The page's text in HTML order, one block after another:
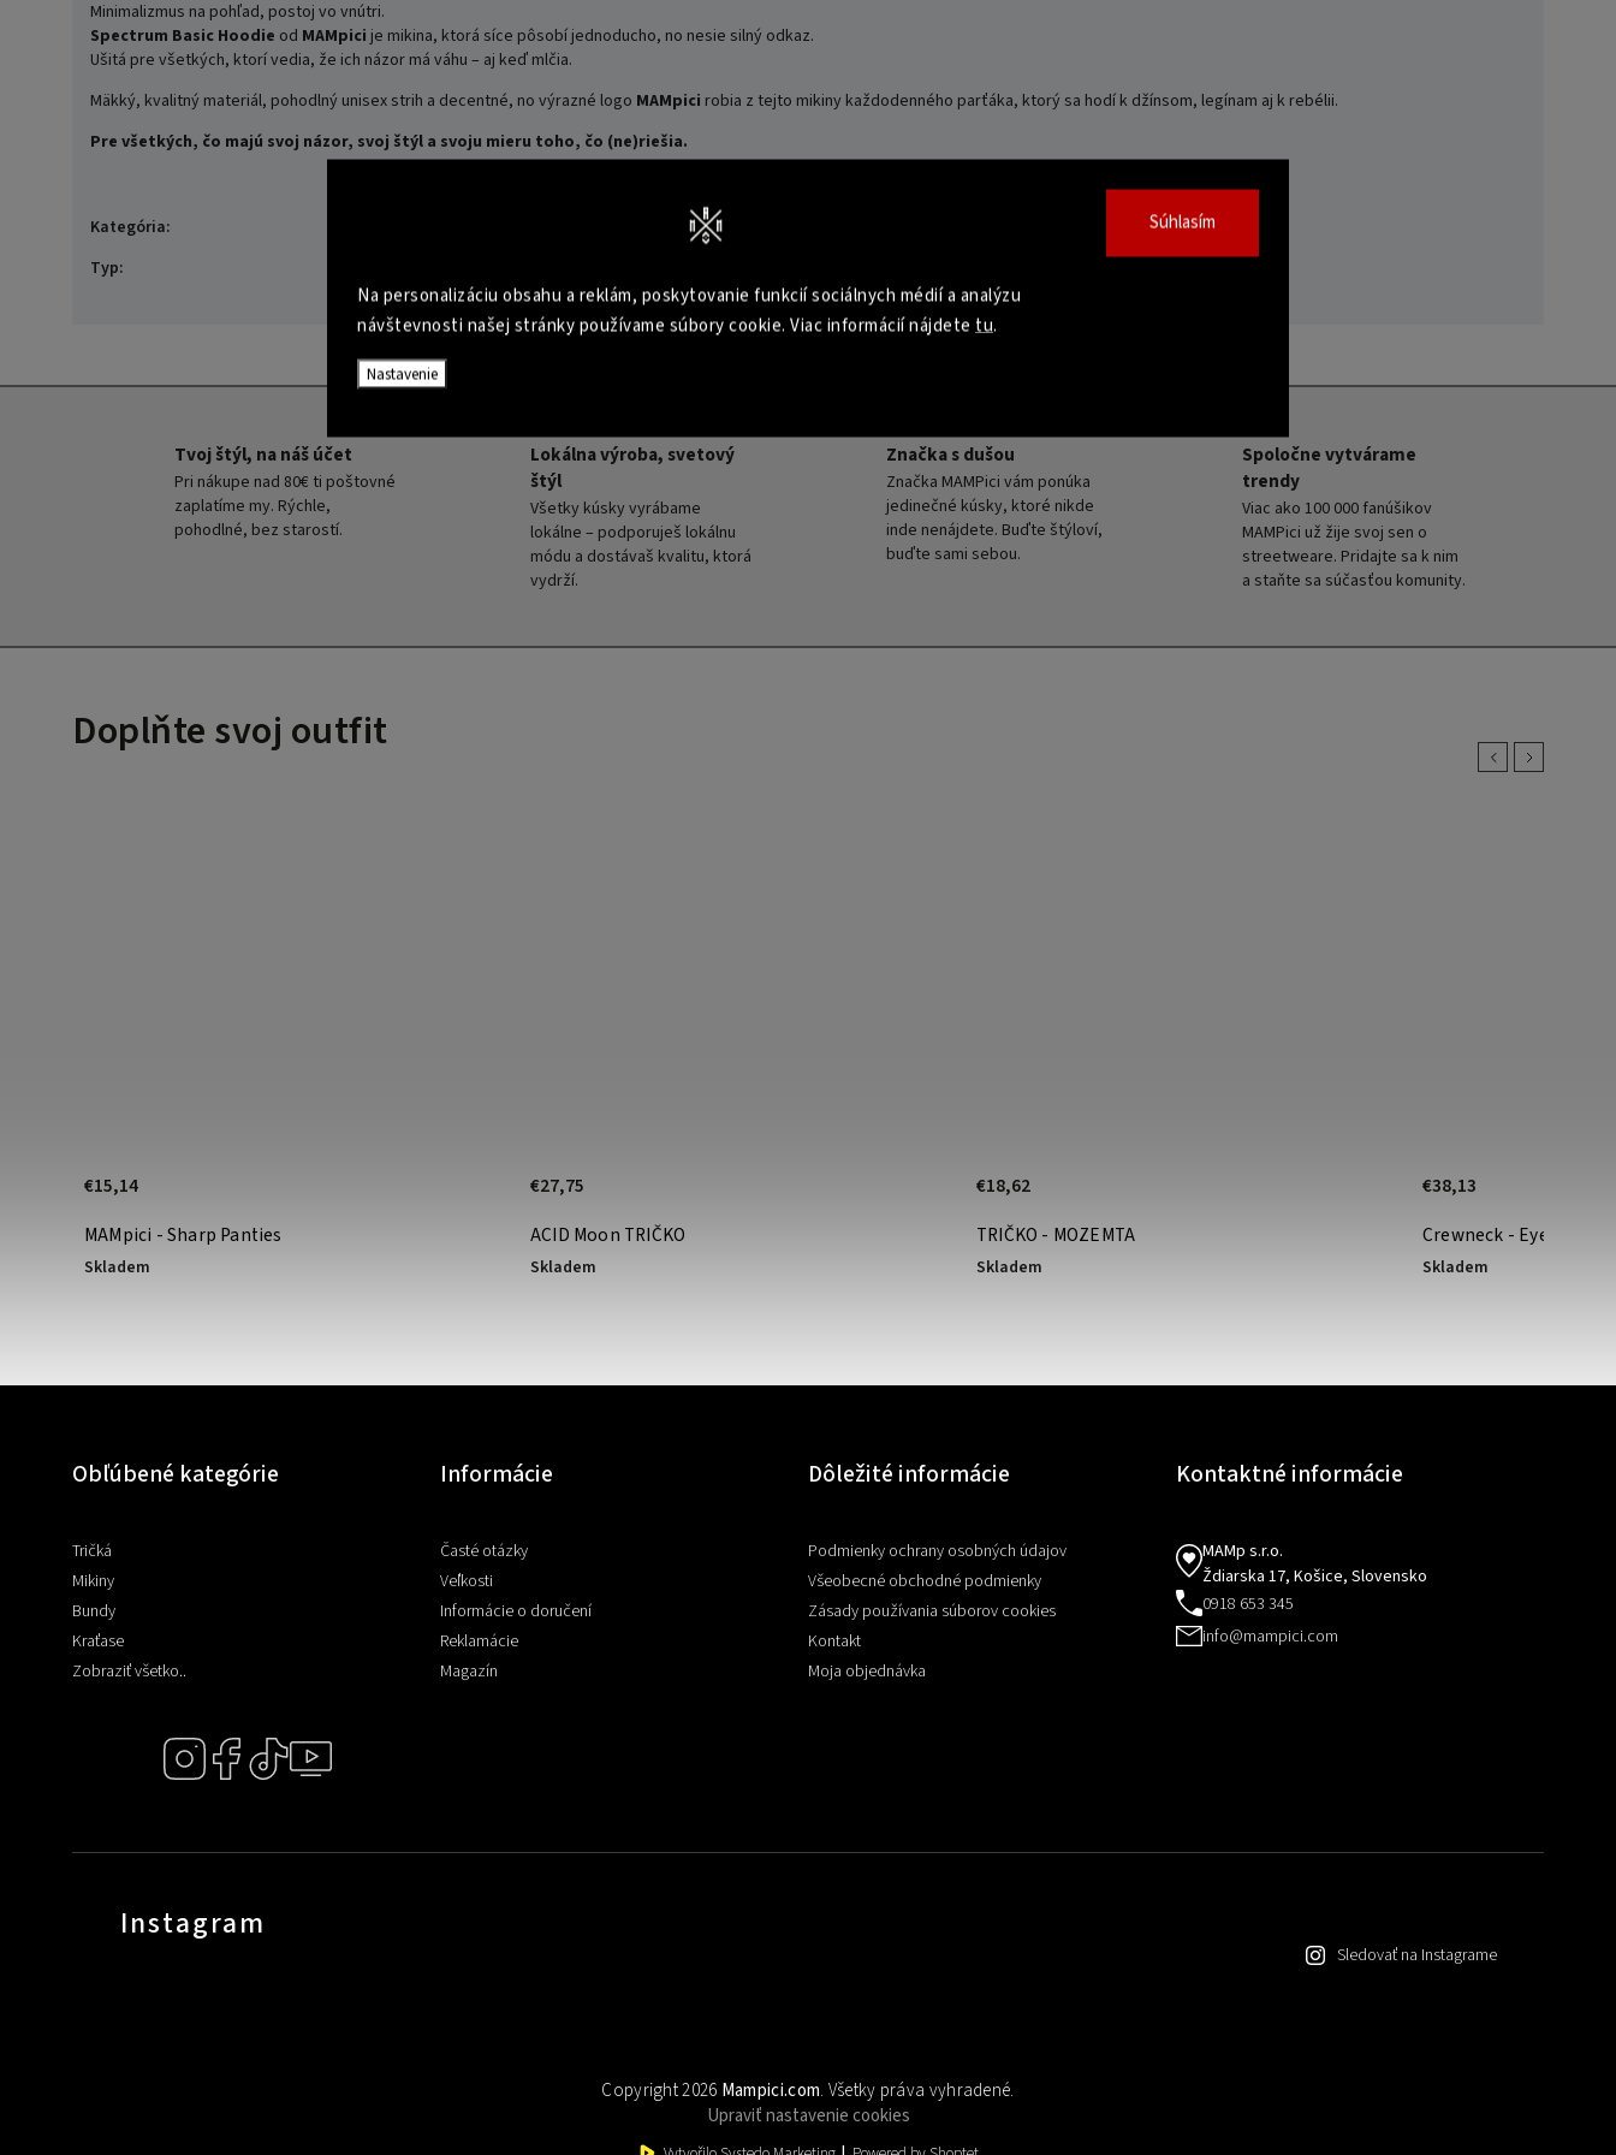
Na personalizáciu obsahu a reklám, poskytovanie funkcií sociálnych médií a analýzu
návštevnosti našej stránky používame súbory cookie. Viac informácií nájdete tu.
Nastavenie
Súhlasím
Minimalizmus na pohľad, postoj vo vnútri.
Spectrum Basic Hoodie od MAMpici je mikina, ktorá síce pôsobí jednoducho, no nesie silný odkaz.
Ušitá pre všetkých, ktorí vedia, že ich názor má váhu – aj keď mlčia.
Mäkký, kvalitný materiál, pohodlný unisex strih a decentné, no výrazné logo MAMpici robia z tejto mikiny každodenného parťáka, ktorý sa hodí k džínsom, legínam aj k rebélii.
Pre všetkých, čo majú svoj názor, svoj štýl a svoju mieru toho, čo (ne)riešia.
Kategória:
Typ:
Tvoj štýl, na náš účet
Pri nákupe nad 80€ ti poštovné
zaplatíme my. Rýchle,
pohodlné, bez starostí.
Lokálna výroba, svetový
štýl
Všetky kúsky vyrábame
lokálne – podporuješ lokálnu
módu a dostávaš kvalitu, ktorá
vydrží.
Značka s dušou
Značka MAMPici vám ponúka
jedinečné kúsky, ktoré nikde
inde nenájdete. Buďte štýloví,
buďte sami sebou.
Spoločne vytvárame
trendy
Viac ako 100 000 fanúšikov
MAMPici už žije svoj sen o
streetweare. Pridajte sa k nim
a staňte sa súčasťou komunity.
Doplňte svoj outfit Previous
MAMpici - Sharp Panties
Skladem
€15,14
ACID Moon TRIČKO
Skladem
€27,75
TRIČKO - MOZEMTA
Skladem
€18,62
Crewneck - Eye Vision
Skladem
€38,13
Next
Obľúbené kategórie
Tričká
Mikiny
Bundy
Kraťase
Zobraziť všetko..
Informácie
Časté otázky
Veľkosti
Informácie o doručení
Reklamácie
Magazín
Dôležité informácie
Podmienky ochrany osobných údajov
Všeobecné obchodné podmienky
Zásady používania súborov cookies
Kontakt
Moja objednávka
Kontaktné informácie
MAMp s.r.o.
Ždiarska 17, Košice, Slovensko
0918 653 345
info@mampici.com
Instagram
Sledovať na Instagrame
Copyright 2026 Mampici.com. Všetky práva vyhradené.
Upraviť nastavenie cookies